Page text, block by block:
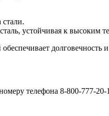
устойчивая к высоким
долговечность
телефона 8-800-777-